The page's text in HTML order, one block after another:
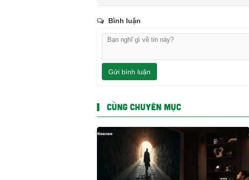
Bình luận
Gửi bình luận
CÙNG CHUYÊN MỤC